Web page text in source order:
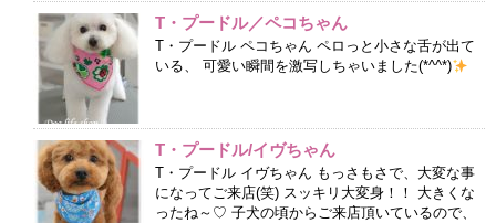
T・プードル／ペコちゃん
T・プードル ペコちゃん ペロっと小さな舌が出て
いる、 可愛い瞬間を激写しちゃいました(*^^*)
T・プードル/イヴちゃん
T・プードル イヴちゃん もっさもさで、大変な事
になってご来店(笑) スッキリ大変身！！ 大きくな
ったね～♡ 子犬の頃からご来店頂いているので、